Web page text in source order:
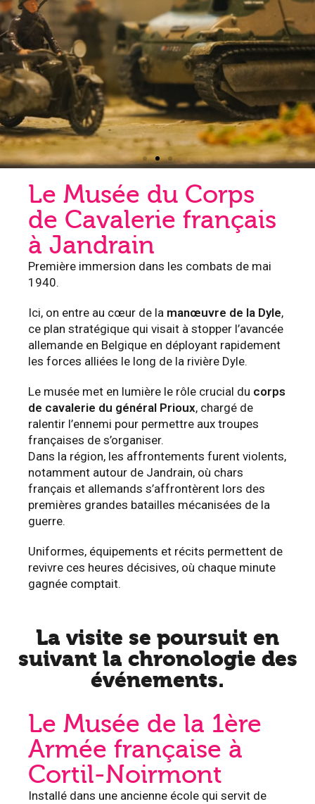
Le Musée du Corps
de Cavalerie français
à Jandrain
Première immersion dans les combats de mai
1940.
Ici, on entre au cœur de la manœuvre de la Dyle,
ce plan stratégique qui visait à stopper l’avancée
allemande en Belgique en déployant rapidement
les forces alliées le long de la rivière Dyle.
Le musée met en lumière le rôle crucial du corps
de cavalerie du général Prioux, chargé de
ralentir l’ennemi pour permettre aux troupes
françaises de s’organiser.
Dans la région, les affrontements furent violents,
notamment autour de Jandrain, où chars
français et allemands s’affrontèrent lors des
premières grandes batailles mécanisées de la
guerre.
Uniformes, équipements et récits permettent de
revivre ces heures décisives, où chaque minute
gagnée comptait.
La visite se poursuit en
suivant la chronologie des
événements.
Le Musée de la 1ère
Armée française à
Cortil-Noirmont
Installé dans une ancienne école qui servit de